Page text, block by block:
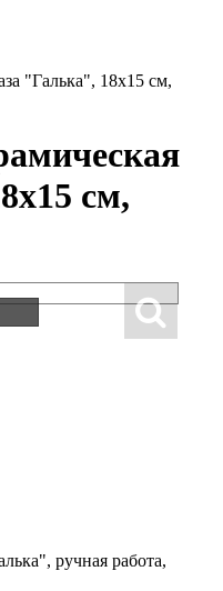
"Галька", 18х15 см,
см,
ручная работа,